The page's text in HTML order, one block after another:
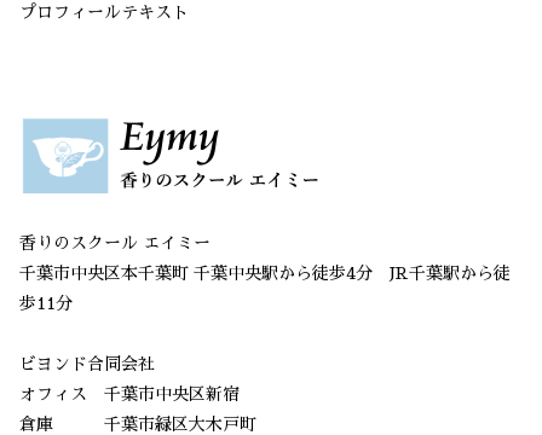
プロフィールテキスト
香りのスクール エイミー
千葉市中央区本千葉町 千葉中央駅から徒歩4分 JR千葉駅から徒
歩11分
ビヨンド合同会社
オフィス 千葉市中央区新宿
倉庫 千葉市緑区大木戸町